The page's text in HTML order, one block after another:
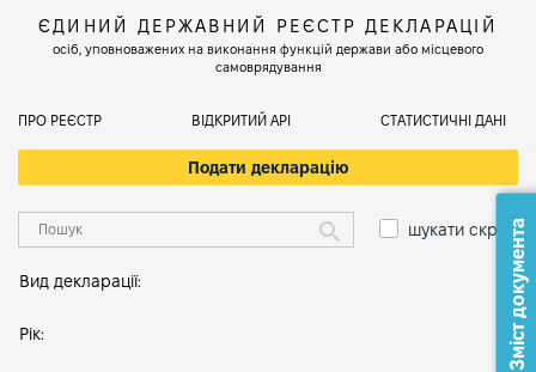
ЄДИНИЙ ДЕРЖАВНИЙ РЕЄСТР ДЕКЛАРАЦІЙ
осіб, уповноважених на виконання функцій держави або місцевого
самоврядування
ПРО РЕЄСТР ВІДКРИТИЙ АРІ СТАТИСТИЧНІ ДАНІ
Подати декларацію
шукати скрізь
Вид декларації:
Рік: Зміст документа